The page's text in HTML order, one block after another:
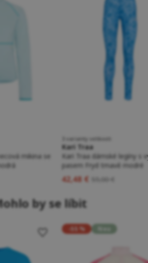
mikina se
3 varianty velikosti
Kari Traa
Kari Traa dámské legíny s
pasem Fryd tmavě modré
42,48 €
by se líbit
-55 %